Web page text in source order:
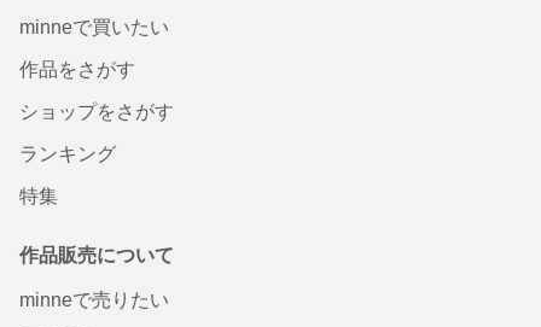
minneで買いたい
作品をさがす
ショップをさがす
ランキング
特集
作品販売について
minneで売りたい